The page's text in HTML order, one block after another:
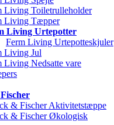
Living Toiletrulleholder
Living Tæpper
Living Urtepotter
Ferm Living Urtepotteskjuler
Living Jul
Living Nedsatte vare
& Fischer Aktivitetstæppe
& Fischer Økologisk